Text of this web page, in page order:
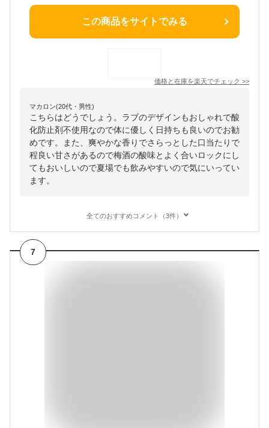
この商品をサイトでみる
価格と在庫を楽天でチェック >>
マカロン(20代・男性)
こちらはどうでしょう。ラブのデザインもおしゃれで酸
化防止剤不使用なので体に優しく日持ちも良いのでお勧
めです。また、爽やかな香りでさらっとした口当たりで
程良い甘さがあるので梅酒の酸味とよく合いロックにし
てもおいしいので夏場でも飲みやすいので気にいってい
ます。
全てのおすすめコメント（3件）
7